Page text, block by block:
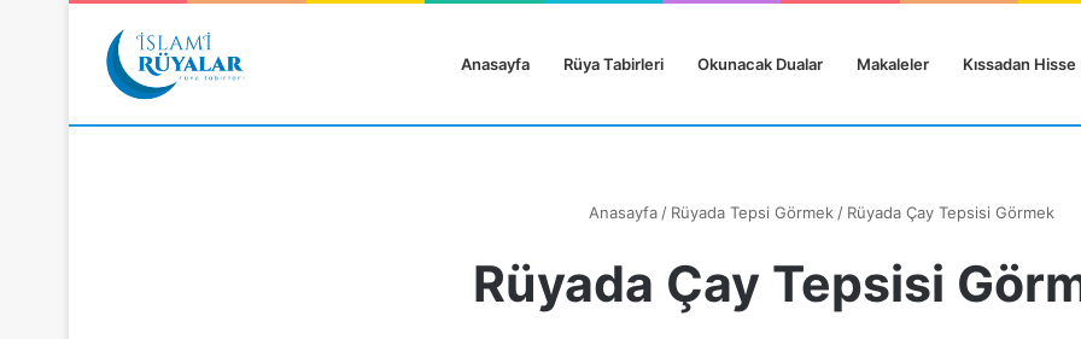
Anasayfa Rüya Tabirleri Okunacak Dualar Makaleler Kıssadan Hisse
Anasayfa / Rüyada Tepsi Görmek / Rüyada Çay Tepsisi Görmek
Rüyada Çay Tepsisi